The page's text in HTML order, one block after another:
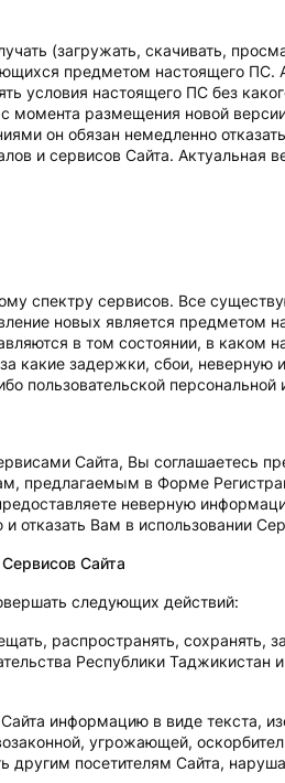
(загружать, скачивать,
предметом настоящего ПС.
условия настоящего ПС без
момента размещения новой
он обязан немедленно
и сервисов Сайта. Актуальная
спектру cервисов. Все
новых является предметом
в том состоянии, в каком
какие задержки, сбои, неверную
пользовательской
Сайта, Вы соглашаетесь
предлагаемым в Форме
неверную
отказать Вам в использовании
Сайта
следующих действий:
распространять, сохранять,
Республики Таджикистан
информацию в виде текста,
угрожающей,
другим посетителям Сайта,